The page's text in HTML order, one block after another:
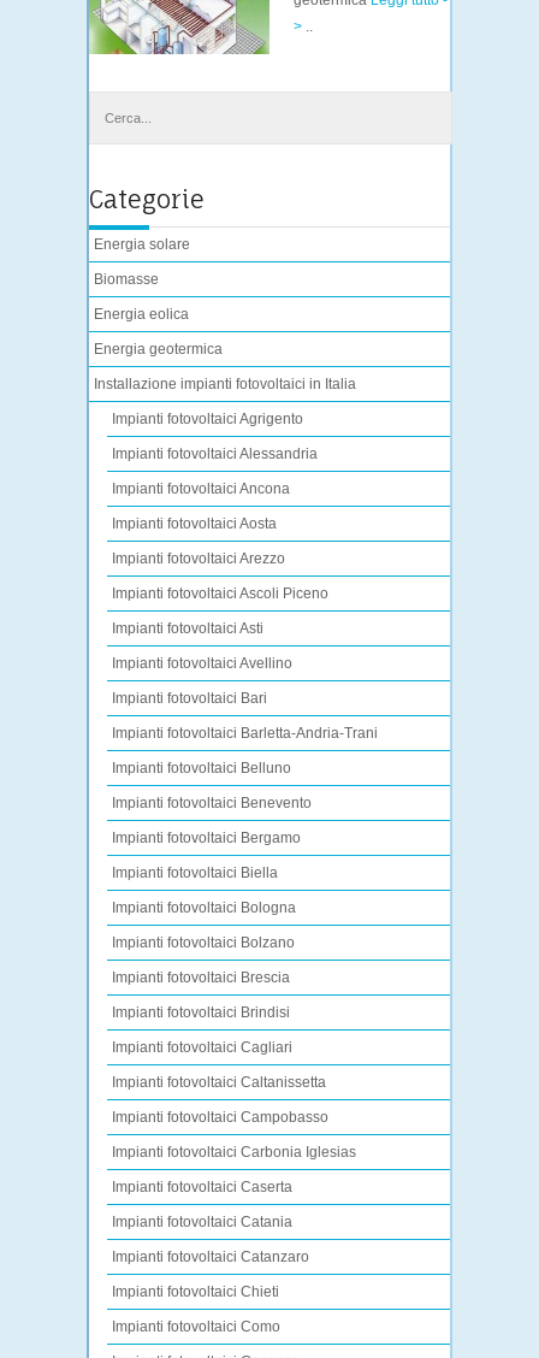
> ..
Categorie
Energia solare
Biomasse
Energia eolica
Energia geotermica
Installazione impianti fotovoltaici in Italia
Impianti fotovoltaici Agrigento
Impianti fotovoltaici Alessandria
Impianti fotovoltaici Ancona
Impianti fotovoltaici Aosta
Impianti fotovoltaici Arezzo
Impianti fotovoltaici Ascoli Piceno
Impianti fotovoltaici Asti
Impianti fotovoltaici Avellino
Impianti fotovoltaici Bari
Impianti fotovoltaici Barletta-Andria-Trani
Impianti fotovoltaici Belluno
Impianti fotovoltaici Benevento
Impianti fotovoltaici Bergamo
Impianti fotovoltaici Biella
Impianti fotovoltaici Bologna
Impianti fotovoltaici Bolzano
Impianti fotovoltaici Brescia
Impianti fotovoltaici Brindisi
Impianti fotovoltaici Cagliari
Impianti fotovoltaici Caltanissetta
Impianti fotovoltaici Campobasso
Impianti fotovoltaici Carbonia Iglesias
Impianti fotovoltaici Caserta
Impianti fotovoltaici Catania
Impianti fotovoltaici Catanzaro
Impianti fotovoltaici Chieti
Impianti fotovoltaici Como